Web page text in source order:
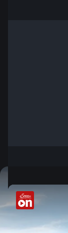
Das